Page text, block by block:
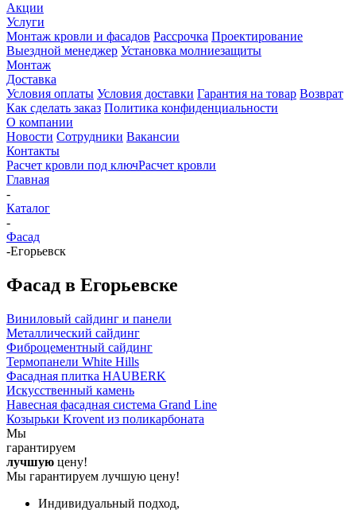
Акции
Услуги
Монтаж кровли и фасадов Рассрочка Проектирование
Выездной менеджер Установка молниезащиты
Монтаж
Доставка
Условия оплаты Условия доставки Гарантия на товар Возврат
Как сделать заказ Политика конфиденциальности
О компании
Новости Сотрудники Вакансии
Контакты
Расчет кровли под ключРасчет кровли
Главная
-
Каталог
-
Фасад
-Егорьевск
Фасад в Егорьевске
Виниловый сайдинг и панели
Металлический сайдинг
Фиброцементный сайдинг
Термопанели White Hills
Фасадная плитка HAUBERK
Искусственный камень
Навесная фасадная система Grand Line
Козырьки Krovent из поликарбоната
Мы
гарантируем
лучшую цену!
Мы гарантируем лучшую цену!
Индивидуальный подход,